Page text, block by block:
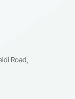
Road,